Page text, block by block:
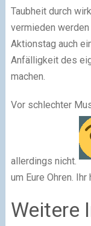
Taubheit durch
vermieden
Aktionstag auch
Anfälligkeit des
machen.
Vor schlechter
allerdings nicht.
um Eure Ohren. Ihr
Weitere